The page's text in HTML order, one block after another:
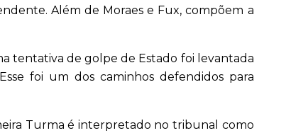
Além de Moraes e Fux, compõem a
tentativa de golpe de Estado foi levantada
foi um dos caminhos defendidos para
Turma é interpretado no tribunal como